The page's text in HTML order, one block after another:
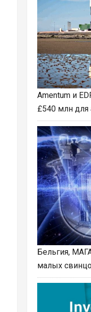
Amentum и
£540 млн для
Бельгия,
малых